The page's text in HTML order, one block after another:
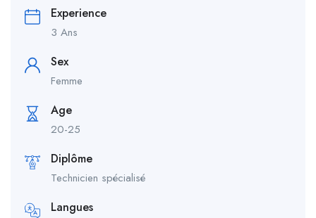
Experience
3 Ans
Sex
Femme
Age
20-25
Diplôme
Technicien spécialisé
Langues